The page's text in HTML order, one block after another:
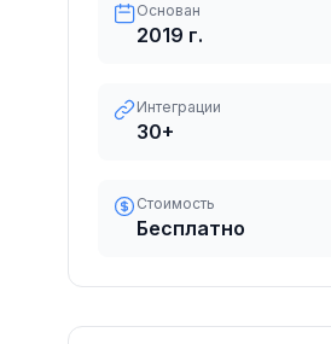
Основан
2019 г.
Интеграции
30+
Стоимость
Бесплатно